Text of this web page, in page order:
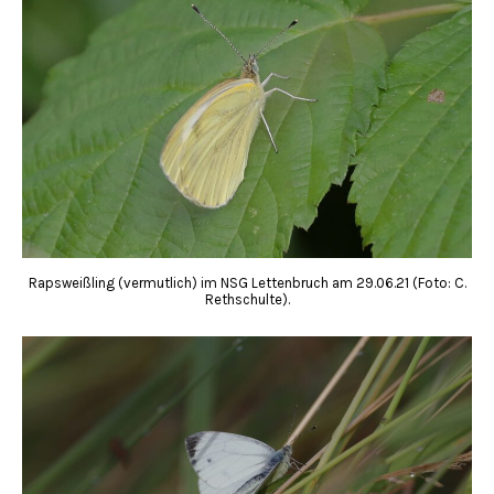
Rapsweißling (vermutlich) im NSG Lettenbruch am 29.06.21 (Foto: C.
Rethschulte).